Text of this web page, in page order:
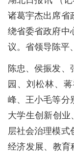
诸葛宇杰出席省
绕省委省政府中
议。省领导陈平
陈忠、侯振发、
园、刘松林、
峰、王小毛等分
大学生创新创业
层社会治理模
经济发展、教育